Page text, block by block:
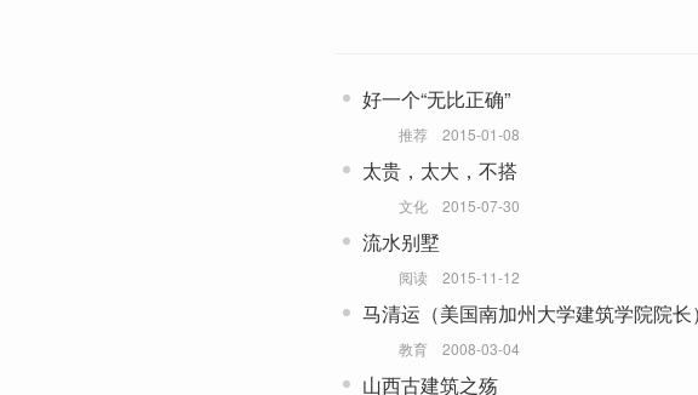
好一个“无比正确”
推荐 2015-01-08
太贵，太大，不搭
文化 2015-07-30
流水别墅
阅读 2015-11-12
马清运（美国南加州大学建筑学院院长
解构建筑的建筑师
教育 2008-03-04
山西古建筑之殇